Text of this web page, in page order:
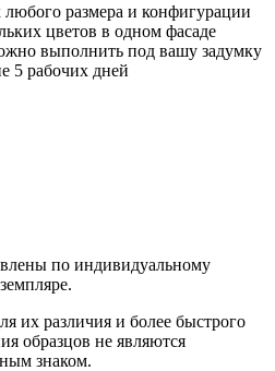
размера и конфигурации
цветов в одном фасаде
выполнить под вашу задумку
5 рабочих дней
по индивидуальному
их различия и более быстрого
образцов не являются
знаком.